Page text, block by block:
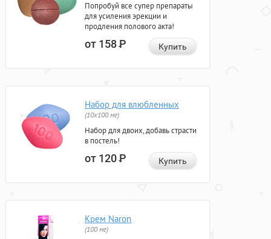
Попробуй все супер препараты
для усиления эрекции и
продления полового акта!
от 158Р Купить
Набор для влюбленных
(10х100 мг)
Набор для двоих, добавь страсти
в постель!
от 120Р Купить
Крем Naron
(100 мг)